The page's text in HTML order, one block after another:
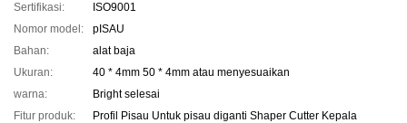
Sertifikasi:
ISO9001
Nomor model:
pISAU
Bahan:
alat baja
Ukuran:
40 * 4mm 50 * 4mm atau menyesuaikan
warna:
Bright selesai
Fitur produk:
Profil Pisau Untuk pisau diganti Shaper Cutter Kepala